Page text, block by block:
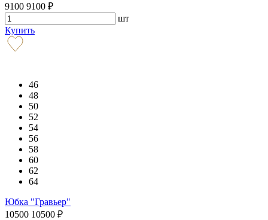
9100 9100 ₽
шт
Купить
46
48
50
52
54
56
58
60
62
64
Юбка "Гравьер"
10500 10500 ₽